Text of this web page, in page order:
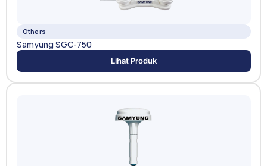
Others
Samyung SGC-750
Lihat Produk